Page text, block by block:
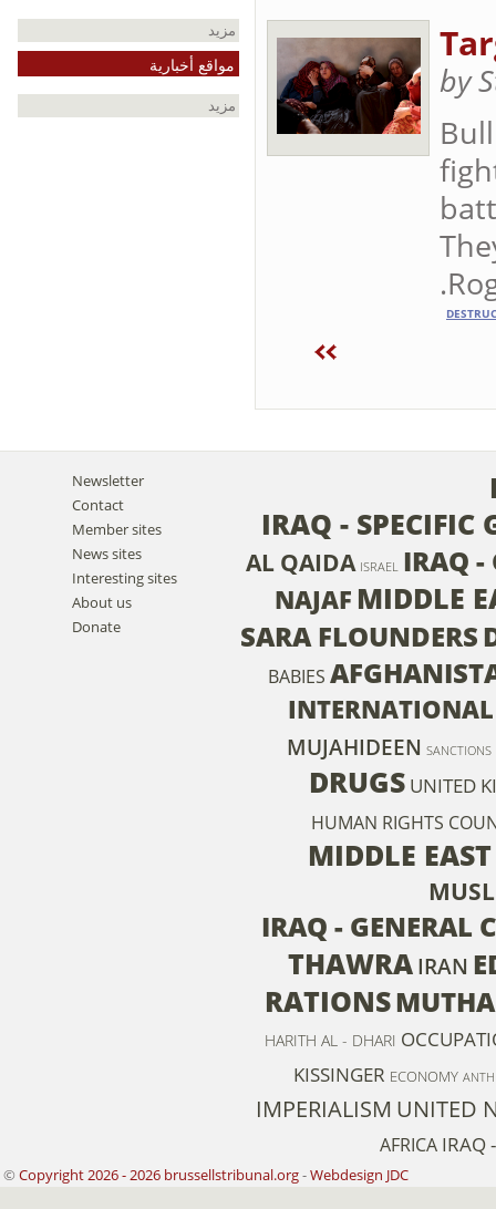
by
Newsletter
Contact
Member sites
News sites
Interesting sites
About us
Donate
IRAQ - SPECIFIC
AL QAIDA ISRAEL IRAQ -
NAJAF MIDDLE
SARA FLOUNDERS
BABIES
MUJAHIDEEN SANCTIONS
DRUGS UNITED
HUMAN RIGHTS
MIDDLE EAST
IRAQ - GENERAL
THAWRA IRAN
RATIONS
HARITH AL - DHARI
KISSINGER ECONOMY
IMPERIALISM UNITED
AFRICA IRAQ
© Copyright 2026 - 2026 brussellstribunal.org-Webdesign JDC